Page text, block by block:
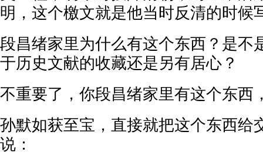
明，这个檄文就是他当时反清的时候
段昌绪家里为什么有这个东西？是不
于历史文献的收藏还是另有居心？
不重要了，你段昌绪家里有这个东西
孙默如获至宝，直接就把这个东西给
说：